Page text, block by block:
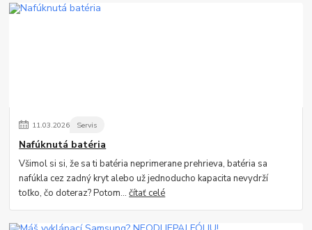
11.03.2026 Servis
Nafúknutá batéria
Všimol si si, že sa ti batéria neprimerane prehrieva, batéria sa
nafúkla cez zadný kryt alebo už jednoducho kapacita nevydrží
toľko, čo doteraz? Potom...čítať celé